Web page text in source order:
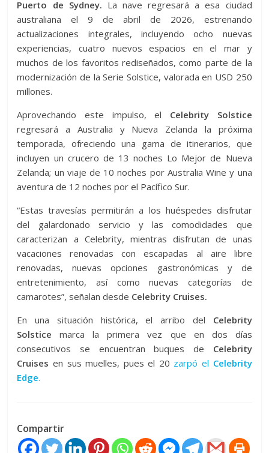
Puerto de Sydney. La nave regresará a esa ciudad
australiana el 9 de abril de 2026, estrenando
actualizaciones integrales, incluyendo ocho nuevas
experiencias, cuatro nuevos espacios en el mar y
muchos de los favoritos rediseñados, como parte de la
modernización de la Serie Solstice, valorada en USD 250
millones.
Aprovechando este impulso, el Celebrity Solstice
regresará a Australia y Nueva Zelanda la próxima
temporada, ofreciendo una gama de itinerarios, que
incluyen un crucero de 13 noches Lo Mejor de Nueva
Zelanda; un viaje de 10 noches por Australia Wine y una
aventura de 12 noches por el Pacífico Sur.
“Estas travesías permitirán a los huéspedes disfrutar
del galardonado servicio y las comodidades que
caracterizan a Celebrity, mientras disfrutan de unas
vacaciones renovadas con escapadas al aire libre
renovadas, nuevas opciones gastronómicas y de
entretenimiento, así como nuevas categorías de
camarotes”, señalan desde Celebrity Cruises.
En una situación histórica, el arribo del Celebrity
Solstice marca la primera vez que en dos días
consecutivos se encuentran buques de Celebrity
Cruises en sus muelles, pues el 20 zarpó el Celebrity
Edge.
Compartir